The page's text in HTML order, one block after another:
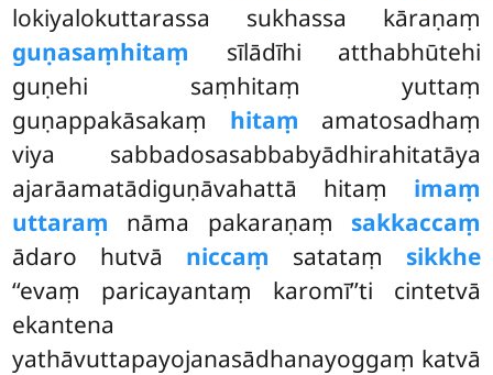
lokiyalokuttarassa sukhassa kāraṇaṃ
guṇasaṃhitaṃ sīlādīhi atthabhūtehi
guṇehi saṃhitaṃ yuttaṃ
guṇappakāsakaṃ hitaṃ amatosadhaṃ
viya sabbadosasabbabyādhirahitatāya
ajarāamatādiguṇāvahattā hitaṃ imaṃ
uttaraṃ nāma pakaraṇaṃ sakkaccaṃ
ādaro hutvā niccaṃ satataṃ sikkhe
‘‘evaṃ paricayantaṃ karomī’’ti cintetvā
ekantena
yathāvuttapayojanasādhanayoggaṃ katvā